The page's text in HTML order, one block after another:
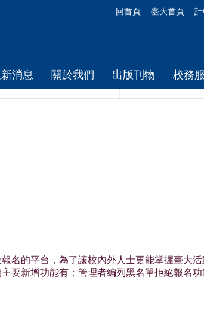
回首頁 臺大首頁
消息 關於我們 出版刊物 校務
名的平台，為了讓校內外人士更能掌握臺大
要新增功能有：管理者編列黑名單拒絕報名